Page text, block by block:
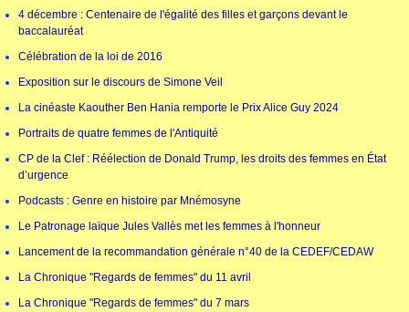
4 décembre : Centenaire de l'égalité des filles et garçons devant le
baccalauréat
Célébration de la loi de 2016
Exposition sur le discours de Simone Veil
La cinéaste Kaouther Ben Hania remporte le Prix Alice Guy 2024
Portraits de quatre femmes de l'Antiquité
CP de la Clef : Réélection de Donald Trump, les droits des femmes en État
d’urgence
Podcasts : Genre en histoire par Mnémosyne
Le Patronage laïque Jules Vallès met les femmes à l'honneur
Lancement de la recommandation générale n°40 de la CEDEF/CEDAW
La Chronique "Regards de femmes" du 11 avril
La Chronique "Regards de femmes" du 7 mars